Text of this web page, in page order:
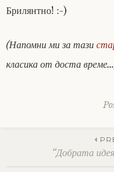
Брилянтно! :-)
(Напомни ми за тази
класика от доста
Post“Добрата